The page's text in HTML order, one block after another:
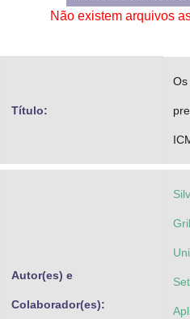
Banco Central do Brasil
Não existem arquivos
Título:
Os
Autor(es) e
Colaborador(es):